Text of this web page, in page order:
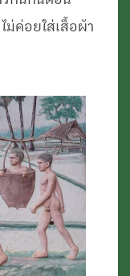
ม่ค่อยใส่เสื้อผ้า